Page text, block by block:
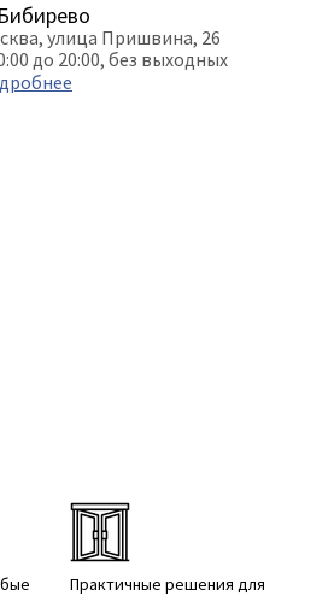
Бибирево
улица Пришвина, 26
до 20:00, без выходных
Практичные решения для